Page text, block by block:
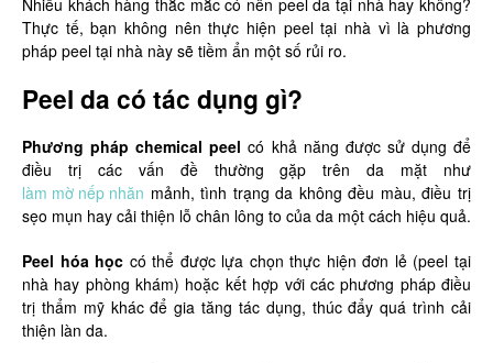
Thực tế, bạn không nên thực hiện peel tại nhà vì là phương
pháp peel tại nhà này sẽ tiềm ẩn một số rủi ro.
Peel da có tác dụng gì?
Phương pháp chemical peel có khả năng được sử dụng để
điều trị các vấn đề thường gặp trên da mặt như
làm mờ nếp nhăn mảnh, tình trạng da không đều màu, điều trị
sẹo mụn hay cải thiện lỗ chân lông to của da một cách hiệu quả.
Peel hóa học có thể được lựa chọn thực hiện đơn lẻ (peel tại
nhà hay phòng khám) hoặc kết hợp với các phương pháp điều
trị thẩm mỹ khác để gia tăng tác dụng, thúc đẩy quá trình cải
thiện làn da.